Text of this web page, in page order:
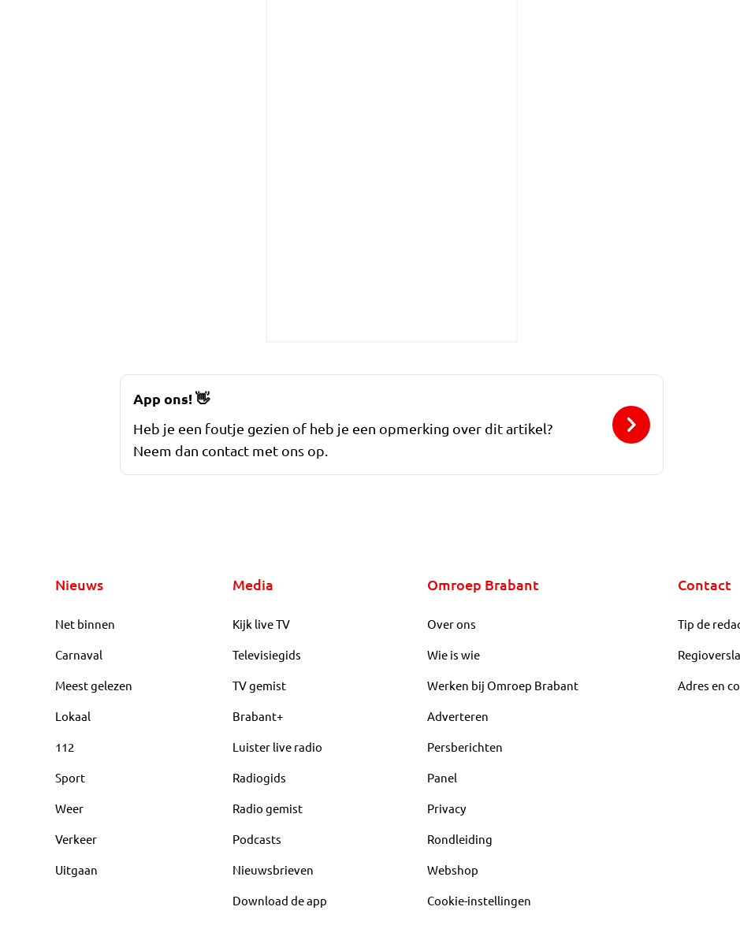
App ons!👋
Heb je een foutje gezien of heb je een opmerking over dit artikel?
Neem dan contact met ons op.
Nieuws
Net binnen
Carnaval
Meest gelezen
Lokaal
112
Sport
Weer
Verkeer
Uitgaan
Media
Kijk live TV
Televisiegids
TV gemist
Brabant+
Luister live radio
Radiogids
Radio gemist
Podcasts
Nieuwsbrieven
Download de app
Omroep Brabant
Over ons
Wie is wie
Werken bij Omroep Brabant
Adverteren
Persberichten
Panel
Privacy
Rondleiding
Webshop
Cookie-instellingen
Contact
Tip de
Adres en